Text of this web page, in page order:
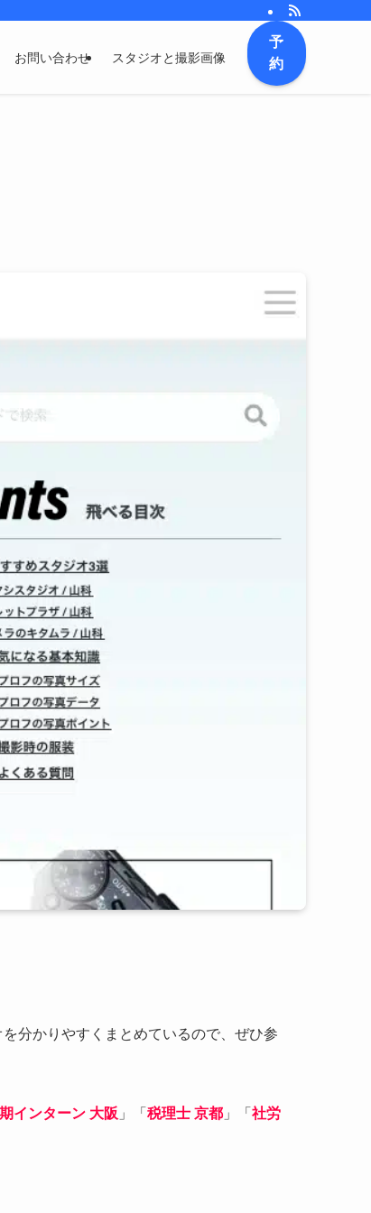
お問い合わせ スタジオと撮影画像
予
約
分かりやすくまとめているので、ぜひ参
インターン 大阪 」「 税理士 京都 」「 社労